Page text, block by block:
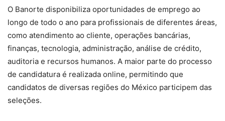
O Banorte disponibiliza oportunidades de emprego ao
longo de todo o ano para profissionais de diferentes áreas,
como atendimento ao cliente, operações bancárias,
finanças, tecnologia, administração, análise de crédito,
auditoria e recursos humanos. A maior parte do processo
de candidatura é realizada online, permitindo que
candidatos de diversas regiões do México participem das
seleções.